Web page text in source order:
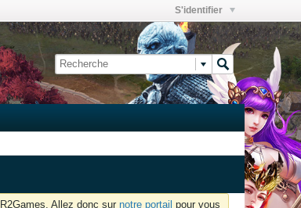
S'identifier
Allez donc sur notre portail pour vous